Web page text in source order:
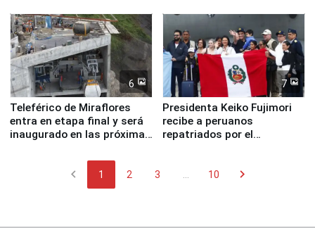
6
Teleférico de Miraflores
entra en etapa final y será
inaugurado en las próximas
7
Presidenta Keiko Fujimori
recibe a peruanos
repatriados por el
chevron_left 1 2 3 10 chevron_right